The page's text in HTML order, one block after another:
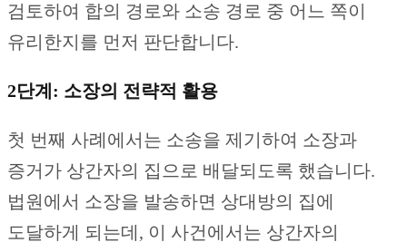
검토하여 합의 경로와 소송 경로 중 어느 쪽이
유리한지를 먼저 판단합니다.
2단계: 소장의 전략적 활용
첫 번째 사례에서는 소송을 제기하여 소장과
증거가 상간자의 집으로 배달되도록 했습니다.
법원에서 소장을 발송하면 상대방의 집에
도달하게 되는데, 이 사건에서는 상간자의